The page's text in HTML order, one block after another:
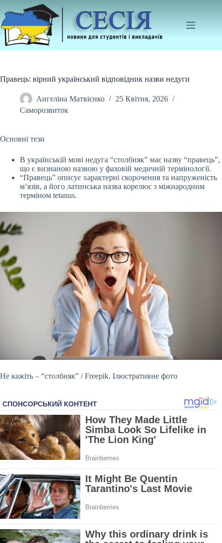
до
вмісту
Правець: вірний український відповідник назви недуги
Ангеліна Матвієнко
25 Квітня, 2026
Саморозвиток
Основні тези
В українській мові недуга “столбняк” має назву “правець”,
що є визнаною назвою у фаховій медичній термінології.
“Правець” описує характерні скорочення та напруженість
м’язів, а його латинська назва корелює з міжнародним
терміном tetanus.
Не кажіть – “столбняк” / Freepik. Ілюстративне фото